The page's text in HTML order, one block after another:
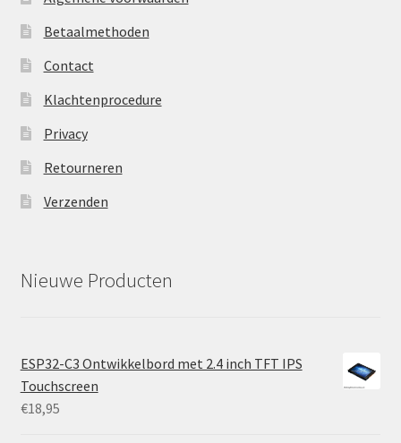
Betaalmethoden
Contact
Klachtenprocedure
Privacy
Retourneren
Verzenden
Nieuwe Producten
ESP32-C3 Ontwikkelbord met 2.4 inch TFT IPS
Touchscreen
€18,95